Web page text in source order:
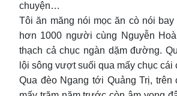
chuyện…
Tôi ăn măng nói mọc ăn cò nói bay
hơn 1000 người cùng Nguyễn
thạch cả chục ngàn dặm đường.
lội sông vượt suối qua mấy chục cái
Qua đèo Ngang tới Quảng Trị,